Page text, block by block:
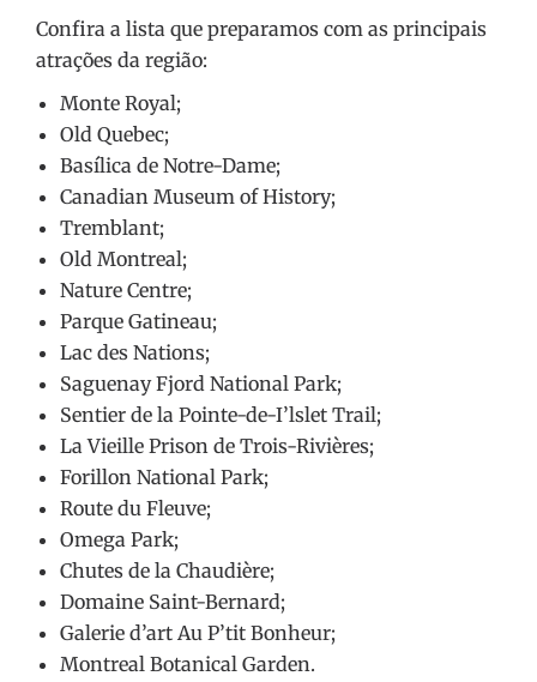
Confira a lista que preparamos com as principais
atrações da região:
Monte Royal;
Old Quebec;
Basílica de Notre-Dame;
Canadian Museum of History;
Tremblant;
Old Montreal;
Nature Centre;
Parque Gatineau;
Lac des Nations;
Saguenay Fjord National Park;
Sentier de la Pointe-de-I’lslet Trail;
La Vieille Prison de Trois-Rivières;
Forillon National Park;
Route du Fleuve;
Omega Park;
Chutes de la Chaudière;
Domaine Saint-Bernard;
Galerie d’art Au P’tit Bonheur;
Montreal Botanical Garden.